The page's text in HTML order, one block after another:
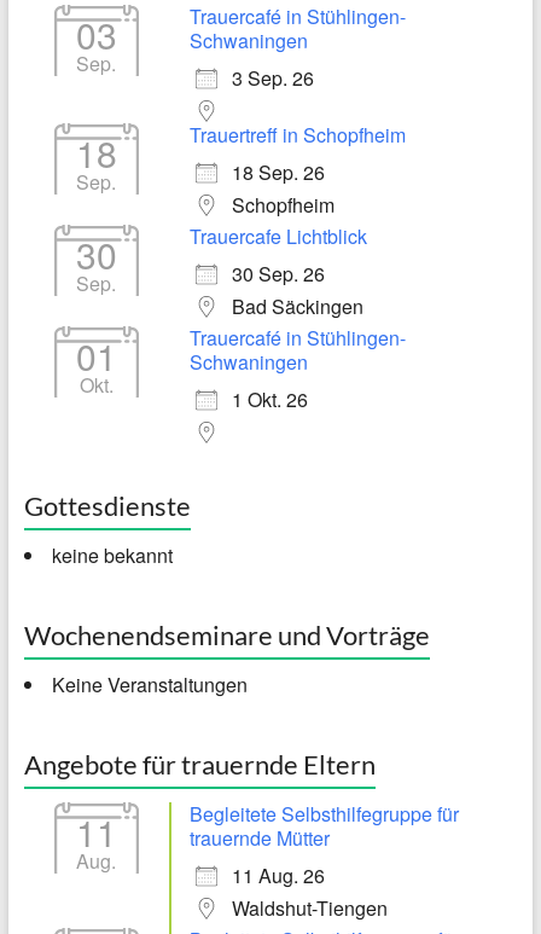
03
Sep.
Trauercafé in Stühlingen-
Schwaningen
3 Sep. 26
18
Sep.
Trauertreff in Schopfheim
18 Sep. 26
Schopfheim
30
Sep.
Trauercafe Lichtblick
30 Sep. 26
Bad Säckingen
01
Okt.
Trauercafé in Stühlingen-
Schwaningen
1 Okt. 26
Gottesdienste
keine bekannt
Wochenendseminare und Vorträge
Keine Veranstaltungen
Angebote für trauernde Eltern
11
Aug.
Begleitete Selbsthilfegruppe für
trauernde Mütter
11 Aug. 26
Waldshut-Tiengen